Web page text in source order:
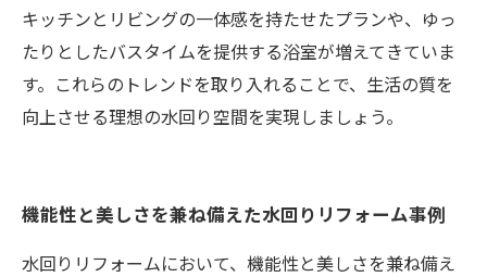
キッチンとリビングの一体感を持たせたプランや、ゆっ
たりとしたバスタイムを提供する浴室が増えてきていま
す。これらのトレンドを取り入れることで、生活の質を
向上させる理想の水回り空間を実現しましょう。
機能性と美しさを兼ね備えた水回りリフォーム事例
水回りリフォームにおいて、機能性と美しさを兼ね備え